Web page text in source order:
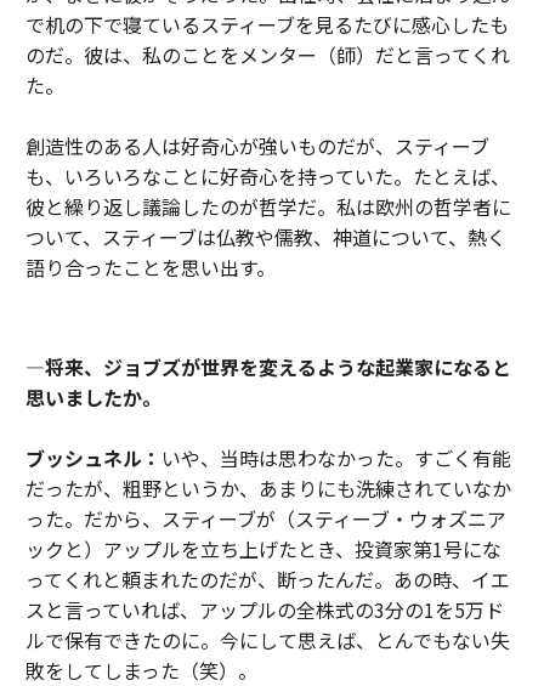
で机の下で寝ているスティーブを見るたびに感心したも
のだ。彼は、私のことをメンター（師）だと言ってくれ
た。
創造性のある人は好奇心が強いものだが、スティーブ
も、いろいろなことに好奇心を持っていた。たとえば、
彼と繰り返し議論したのが哲学だ。私は欧州の哲学者に
ついて、スティーブは仏教や儒教、神道について、熱く
語り合ったことを思い出す。
―将来、ジョブズが世界を変えるような起業家になると
思いましたか。
ブッシュネル： いや、当時は思わなかった。すごく有能
だったが、粗野というか、あまりにも洗練されていなか
った。だから、スティーブが（スティーブ・ウォズニア
ックと）アップルを立ち上げたとき、投資家第1号にな
ってくれと頼まれたのだが、断ったんだ。あの時、イエ
スと言っていれば、アップルの全株式の3分の1を5万ド
ルで保有できたのに。今にして思えば、とんでもない失
敗をしてしまった（笑）。